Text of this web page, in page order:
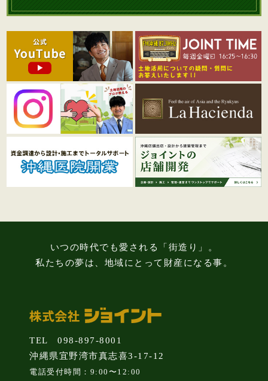
いつの時代でも愛される「街造り」。
私たちの夢は、地域にとって財産になる事。
TEL 098-897-8001
沖縄県宜野湾市真志喜3-17-12
電話受付時間：9:00〜12:00